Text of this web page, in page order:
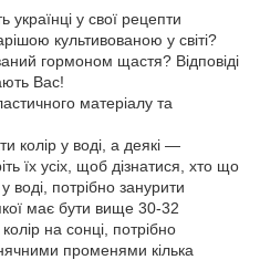
українці у свої рецепти
культивованою у світі?
гормоном щастя? Відповіді
Вас!
матеріалу та
колір у воді, а деякі —
їх усіх, щоб дізнатися, хто що
воді, потрібно занурити
має бути вище 30-32
на сонці, потрібно
променями кілька